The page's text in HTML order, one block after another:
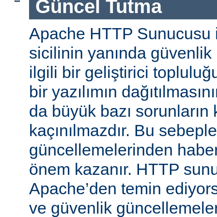
Güncel Tutma
Apache HTTP Sunucusu
sicilinin yanında
ilgili bir geliştirici
bir yazılımın
da büyük bazı
kaçınılmazdır. Bu
güncellemelerinden
önem kazanır. HTTP
Apache’den temin
ve güvenlik